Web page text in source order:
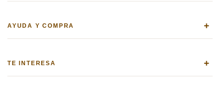
AYUDA Y COMPRA +
TE INTERESA +